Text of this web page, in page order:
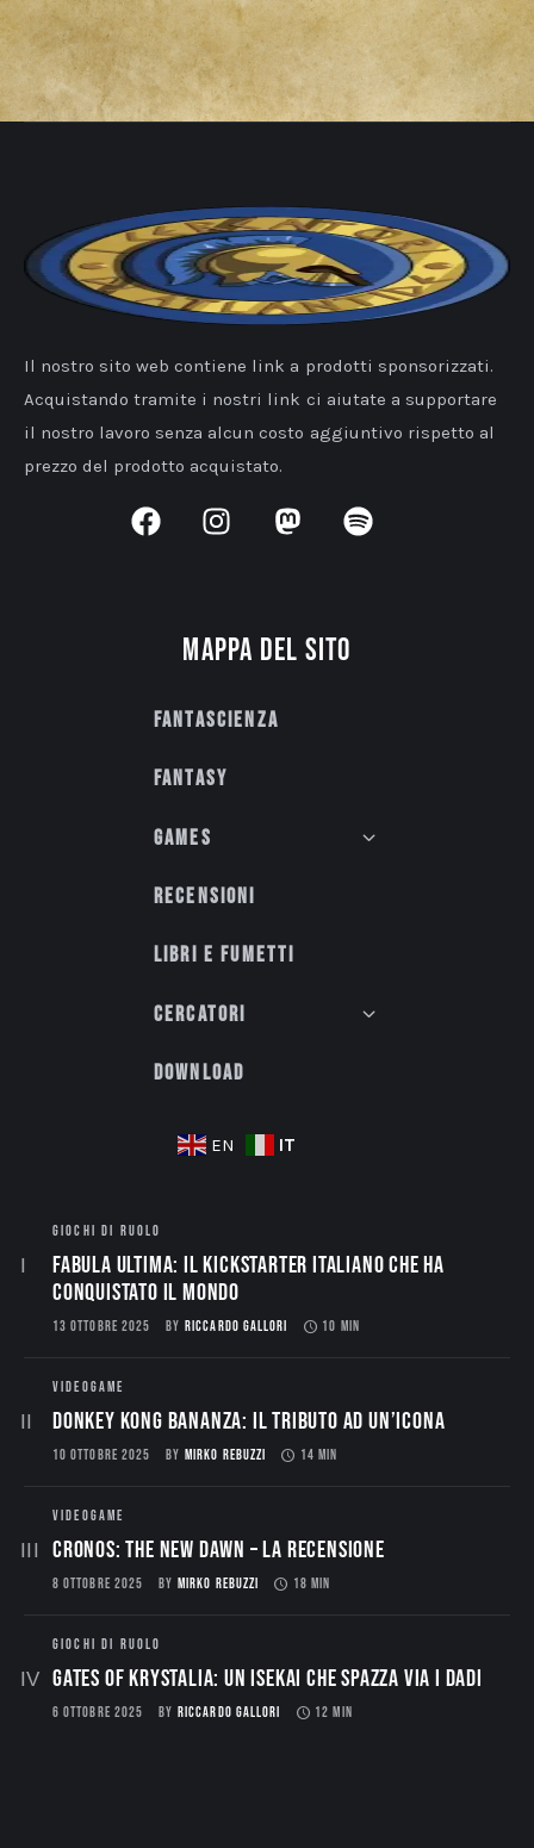
Il nostro sito web contiene link a prodotti sponsorizzati.
Acquistando tramite i nostri link ci aiutate a supportare
il nostro lavoro senza alcun costo aggiuntivo rispetto al
prezzo del prodotto acquistato.
Mappa del sito
Fantascienza
Fantasy
Games
Recensioni
Libri e fumetti
Cercatori
Download
EN IT
GIOCHI DI RUOLO
Fabula Ultima: il Kickstarter italiano che ha
conquistato il mondo
13 OTTOBRE 2025 BY RICCARDO GALLORI 10 MIN
VIDEOGAME
Donkey Kong Bananza: Il Tributo ad un’Icona
10 OTTOBRE 2025 BY MIRKO REBUZZI 14 MIN
VIDEOGAME
CRONOS: THE NEW DAWN – La Recensione
8 OTTOBRE 2025 BY MIRKO REBUZZI 18 MIN
GIOCHI DI RUOLO
Gates of Krystalia: Un Isekai che spazza via i dadi
6 OTTOBRE 2025 BY RICCARDO GALLORI 12 MIN